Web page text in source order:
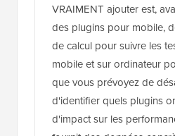
VRAIMENT ajouter est,
des plugins pour mobile,
de calcul pour suivre les
mobile et sur ordinateur
que vous prévoyez de
d'identifier quels plugins
d'impact sur les